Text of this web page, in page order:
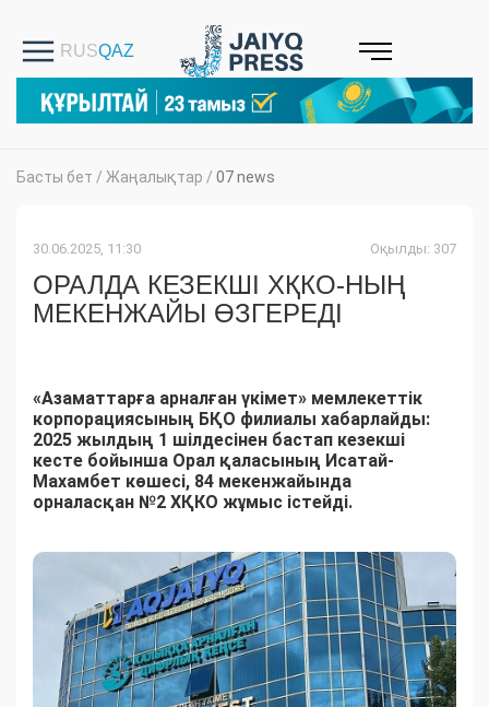
Басты бет / Жаңалықтар / 07 news
30.06.2025, 11:30 Оқылды: 307
ОРАЛДА КЕЗЕКШІ ХҚКО-НЫҢ
МЕКЕНЖАЙЫ ӨЗГЕРЕДІ
«Азаматтарға арналған үкімет» мемлекеттік
корпорациясының БҚО филиалы хабарлайды:
2025 жылдың 1 шілдесінен бастап кезекші
кесте бойынша Орал қаласының Исатай-
Махамбет көшесі, 84 мекенжайында
орналасқан №2 ХҚКО жұмыс істейді.